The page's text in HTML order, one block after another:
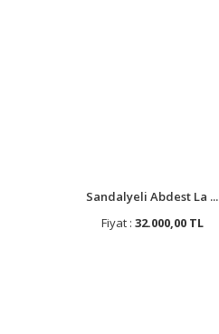
Sandalyeli Abdest La ...
Fiyat : 32.000,00 TL